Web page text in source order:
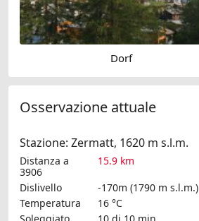
Dorf
Osservazione attuale
Stazione: Zermatt, 1620 m s.l.m.
Distanza a
3906
15.9 km
Dislivello
-170m (1790 m s.l.m.)
Temperatura
16 °C